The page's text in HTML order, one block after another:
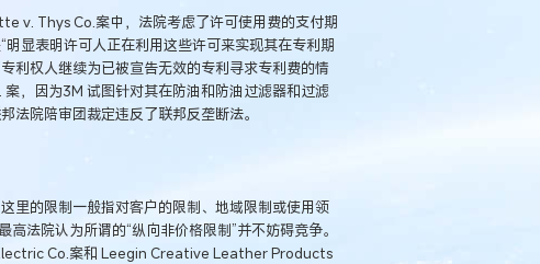
v. Thys Co.案中，法院考虑了许可使用费的支付期
显表明许可人正在利用这些许可来实现其在专利期
利权人继续为已被宣告无效的专利寻求专利费的情
，因为3M 试图针对其在防油和防油过滤器和过滤
法院陪审团裁定违反了联邦反垄断法。
里的限制一般指对客户的限制、地域限制或使用领
法院认为所谓的“纵向非价格限制”并不妨碍竞争。
Co.案和 Leegin Creative Leather Products